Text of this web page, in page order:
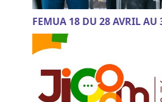
FEMUA 18 DU 28 AVRIL AU